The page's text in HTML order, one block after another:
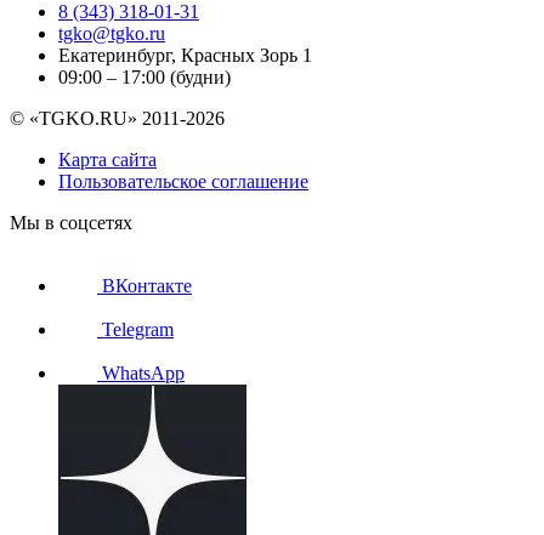
8 (343) 318-01-31
tgko@tgko.ru
Екатеринбург, Красных Зорь 1
09:00 – 17:00 (будни)
© «TGKO.RU» 2011-2026
Карта сайта
Пользовательское соглашение
Мы в соцсетях
ВКонтакте
Telegram
WhatsApp